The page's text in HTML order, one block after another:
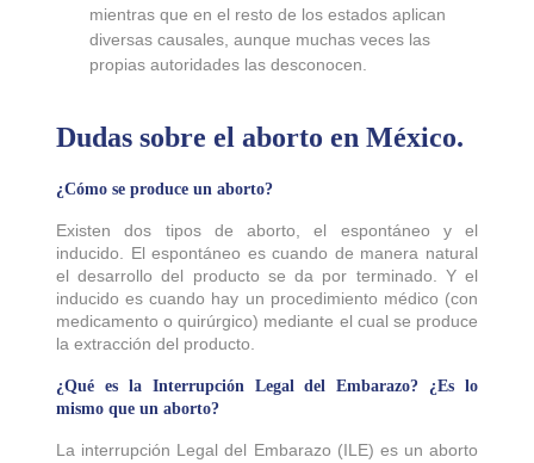
mientras que en el resto de los estados aplican
diversas causales, aunque muchas veces las
propias autoridades las desconocen.
Dudas sobre el aborto en México.
¿Cómo se produce un aborto?
Existen dos tipos de aborto, el espontáneo y el
inducido. El espontáneo es cuando de manera natural
el desarrollo del producto se da por terminado. Y el
inducido es cuando hay un procedimiento médico (con
medicamento o quirúrgico) mediante el cual se produce
la extracción del producto.
¿Qué es la Interrupción Legal del Embarazo? ¿Es lo
mismo que un aborto?
La interrupción Legal del Embarazo (ILE) es un aborto